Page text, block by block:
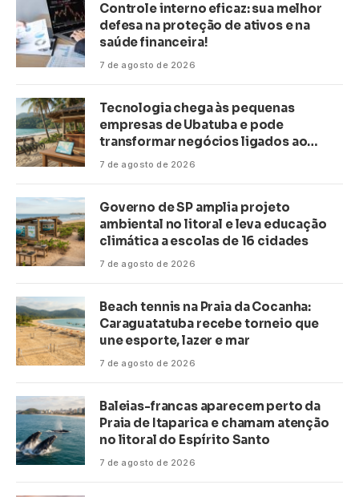
Controle interno eficaz: sua melhor
defesa na proteção de ativos e na
saúde financeira!
7 de agosto de 2026
Tecnologia chega às pequenas
empresas de Ubatuba e pode
transformar negócios ligados ao
turismo no litoral
7 de agosto de 2026
Governo de SP amplia projeto
ambiental no litoral e leva educação
climática a escolas de 16 cidades
7 de agosto de 2026
Beach tennis na Praia da Cocanha:
Caraguatatuba recebe torneio que
une esporte, lazer e mar
7 de agosto de 2026
Baleias-francas aparecem perto da
Praia de Itaparica e chamam atenção
no litoral do Espírito Santo
7 de agosto de 2026